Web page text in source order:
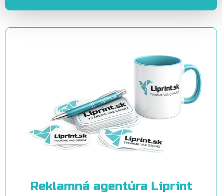
Reklamná agentúra Liprint